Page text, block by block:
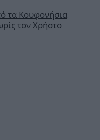
τα Κουφονήσια
τον Χρήστο